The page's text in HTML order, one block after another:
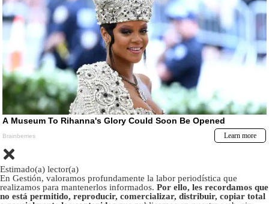
Estimado(a) lector(a)
En Gestión, valoramos profundamente la labor periodística que
realizamos para mantenerlos informados. Por ello, les recordamos que
no está permitido, reproducir, comercializar, distribuir, copiar total